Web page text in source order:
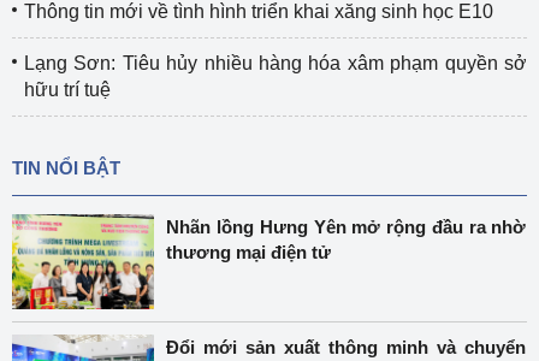
Thông tin mới về tình hình triển khai xăng sinh học E10
Lạng Sơn: Tiêu hủy nhiều hàng hóa xâm phạm quyền sở
hữu trí tuệ
TIN NỔI BẬT
Nhãn lồng Hưng Yên mở rộng đầu ra nhờ
thương mại điện tử
Đổi mới sản xuất thông minh và chuyển